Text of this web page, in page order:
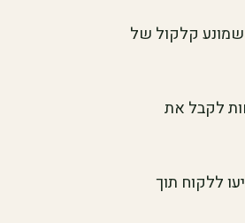
קלקול של
לקבל את
ללקוח תוך